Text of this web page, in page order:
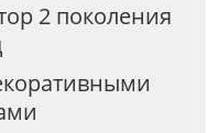
2 поколения